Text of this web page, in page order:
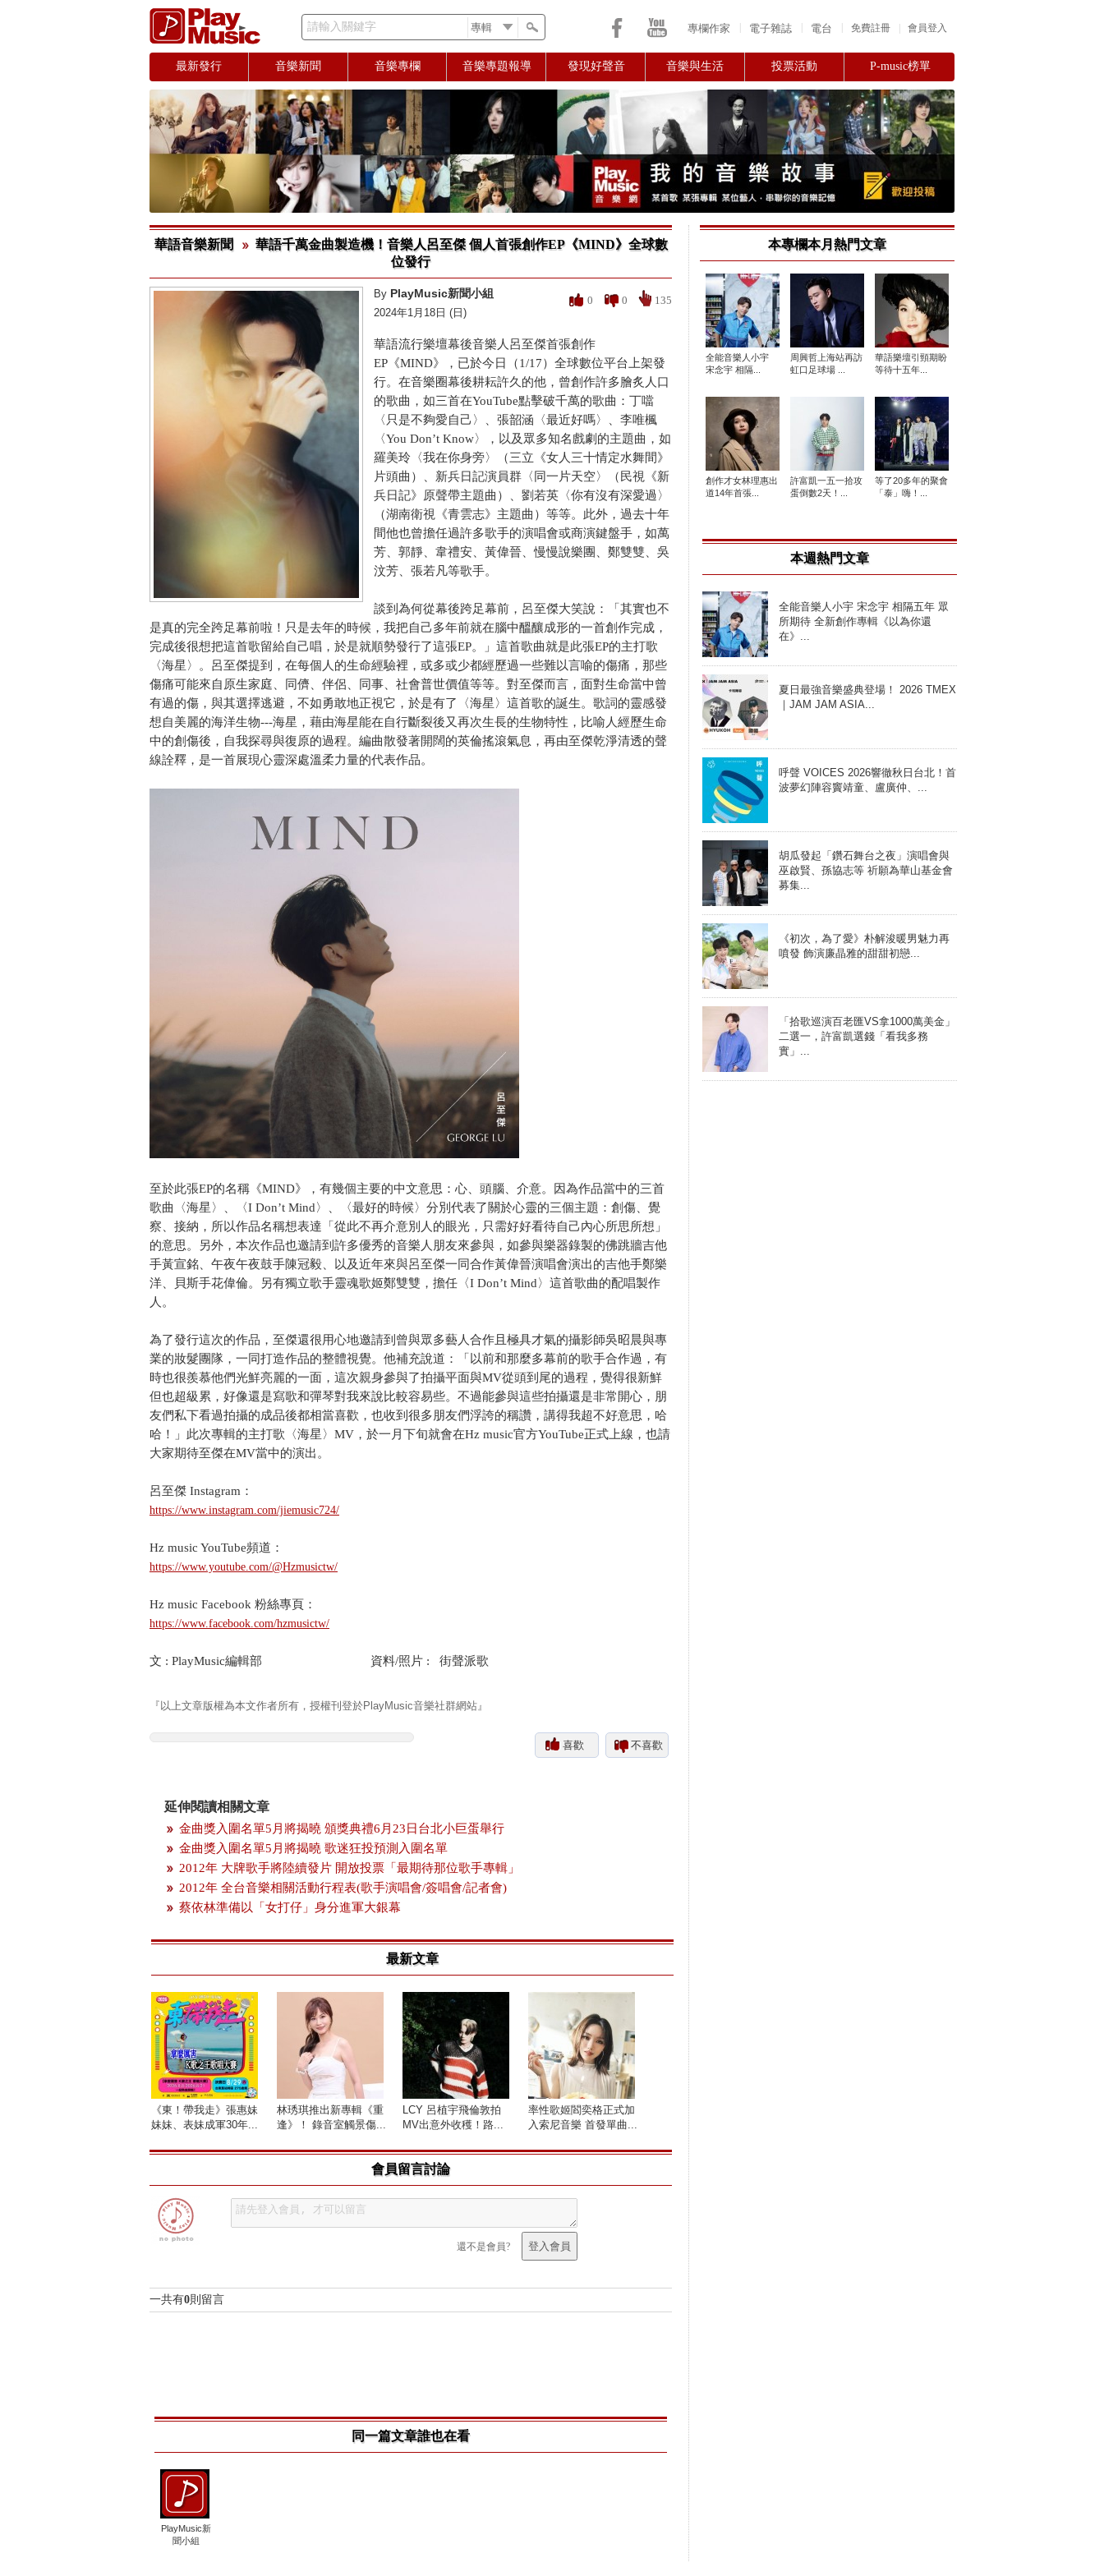
請輸入關鍵字 會員登入
免費註冊
專欄作家 電子雜誌 電台
最新發行 音樂新聞 音樂專欄 音樂專題報導 發現好聲音 音樂與生活 投票活動 P-music榜單
華語音樂新聞
華語千萬金曲製造機！音樂人呂至傑 個人首張創作EP《MIND》全球數
位發行
0 0 135
By PlayMusic新聞小組
2024年1月18日 (日)
華語流行樂壇幕後音樂人呂至傑首張創作
EP《MIND》，已於今日（1/17）全球數位平台上架發
行。在音樂圈幕後耕耘許久的他，曾創作許多膾炙人口
的歌曲，如三首在YouTube點擊破千萬的歌曲：丁噹
〈只是不夠愛自己〉、張韶涵〈最近好嗎〉、李唯楓
〈You Don’t Know〉，以及眾多知名戲劇的主題曲，如
羅美玲〈我在你身旁〉（三立《女人三十情定水舞間》
片頭曲）、新兵日記演員群〈同一片天空〉（民視《新
兵日記》原聲帶主題曲）、劉若英〈你有沒有深愛過〉
（湖南衛視《青雲志》主題曲）等等。此外，過去十年
間他也曾擔任過許多歌手的演唱會或商演鍵盤手，如萬
芳、郭靜、韋禮安、黃偉晉、慢慢說樂團、鄭雙雙、吳
汶芳、張若凡等歌手。
談到為何從幕後跨足幕前，呂至傑大笑說：「其實也不
是真的完全跨足幕前啦！只是去年的時候，我把自己多年前就在腦中醞釀成形的一首創作完成，
完成後很想把這首歌留給自己唱，於是就順勢發行了這張EP。」這首歌曲就是此張EP的主打歌
〈海星〉。呂至傑提到，在每個人的生命經驗裡，或多或少都經歷過一些難以言喻的傷痛，那些
傷痛可能來自原生家庭、同儕、伴侶、同事、社會普世價值等等。對至傑而言，面對生命當中曾
有過的傷，與其選擇逃避，不如勇敢地正視它，於是有了〈海星〉這首歌的誕生。歌詞的靈感發
想自美麗的海洋生物---海星，藉由海星能在自行斷裂後又再次生長的生物特性，比喻人經歷生命
中的創傷後，自我探尋與復原的過程。編曲散發著開闊的英倫搖滾氣息，再由至傑乾淨清透的聲
線詮釋，是一首展現心靈深處溫柔力量的代表作品。
至於此張EP的名稱《MIND》，有幾個主要的中文意思：心、頭腦、介意。因為作品當中的三首
歌曲〈海星〉、〈I Don’t Mind〉、〈最好的時候〉分別代表了關於心靈的三個主題：創傷、覺
察、接納，所以作品名稱想表達「從此不再介意別人的眼光，只需好好看待自己內心所思所想」
的意思。另外，本次作品也邀請到許多優秀的音樂人朋友來參與，如參與樂器錄製的佛跳牆吉他
手黃宣銘、午夜午夜鼓手陳冠毅、以及近年來與呂至傑一同合作黃偉晉演唱會演出的吉他手鄭樂
洋、貝斯手花偉倫。另有獨立歌手靈魂歌姬鄭雙雙，擔任〈I Don’t Mind〉這首歌曲的配唱製作
人。
為了發行這次的作品，至傑還很用心地邀請到曾與眾多藝人合作且極具才氣的攝影師吳昭晨與專
業的妝髮團隊，一同打造作品的整體視覺。他補充說道：「以前和那麼多幕前的歌手合作過，有
時也很羨慕他們光鮮亮麗的一面，這次親身參與了拍攝平面與MV從頭到尾的過程，覺得很新鮮
但也超級累，好像還是寫歌和彈琴對我來說比較容易些。不過能參與這些拍攝還是非常開心，朋
友們私下看過拍攝的成品後都相當喜歡，也收到很多朋友們浮誇的稱讚，講得我超不好意思，哈
哈！」此次專輯的主打歌〈海星〉MV，於一月下旬就會在Hz music官方YouTube正式上線，也請
大家期待至傑在MV當中的演出。
呂至傑 Instagram：
https://www.instagram.com/jiemusic724/
Hz music YouTube頻道：
https://www.youtube.com/@Hzmusictw/
Hz music Facebook 粉絲專頁：
https://www.facebook.com/hzmusictw/
文 : PlayMusic編輯部 資料/照片 : 街聲派歌
『以上文章版權為本文作者所有，授權刊登於PlayMusic音樂社群網站』
喜歡 不喜歡
延伸閱讀相關文章
金曲獎入圍名單5月將揭曉 頒獎典禮6月23日台北小巨蛋舉行
金曲獎入圍名單5月將揭曉 歌迷狂投預測入圍名單
2012年 大牌歌手將陸續發片 開放投票「最期待那位歌手專輯」
2012年 全台音樂相關活動行程表(歌手演唱會/簽唱會/記者會)
蔡依林準備以「女打仔」身分進軍大銀幕
最新文章
《東！帶我走》張惠妹
妹妹、表妹成軍30年...
林琇琪推出新專輯《重
逢》！ 錄音室觸景傷...
LCY 呂植宇飛倫敦拍
MV出意外收穫！路...
率性歌姬閻奕格正式加
入索尼音樂 首發單曲...
會員留言討論
還不是會員?
一共有0則留言
同一篇文章誰也在看
PlayMusic新
聞小組
本專欄本月熱門文章
全能音樂人小宇
宋念宇 相隔...
周興哲上海站再訪
虹口足球場 ...
華語樂壇引頸期盼
等待十五年...
創作才女林理惠出
道14年首張...
許富凱一五一拾攻
蛋倒數2天！...
等了20多年的聚會
「泰」嗨！...
本週熱門文章
全能音樂人小宇 宋念宇 相隔五年 眾
所期待 全新創作專輯《以為你還
在》...
夏日最強音樂盛典登場！ 2026 TMEX
｜JAM JAM ASIA...
呼聲 VOICES 2026響徹秋日台北！首
波夢幻陣容竇靖童、盧廣仲、...
胡瓜發起「鑽石舞台之夜」演唱會與
巫啟賢、孫協志等 祈願為華山基金會
募集...
《初次，為了愛》朴解浚暖男魅力再
噴發 飾演廉晶雅的甜甜初戀...
「拾歌巡演百老匯VS拿1000萬美金」
二選一，許富凱選錢「看我多務
實」...